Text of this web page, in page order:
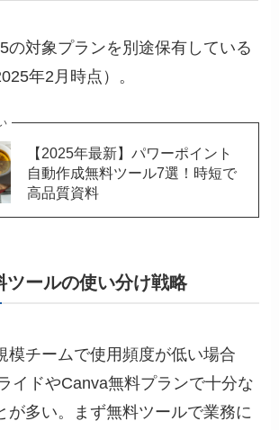
対象プランを別途保有している
年2月時点）。
【2025年最新】パワーポイント
自動作成無料ツール7選！時短で
高品質資料
ツールの使い分け戦略
模チームで使用頻度が低い場合
イドやCanva無料プランで十分な
が多い。まず無料ツールで業務に